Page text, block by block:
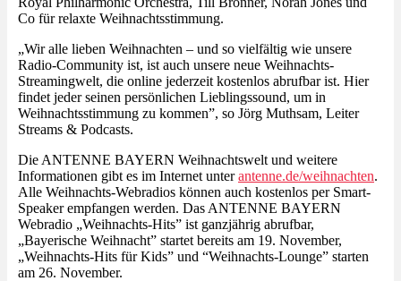
Co für relaxte Weihnachtsstimmung.
„Wir alle lieben Weihnachten – und so vielfältig wie unsere
Radio-Community ist, ist auch unsere neue Weihnachts-
Streamingwelt, die online jederzeit kostenlos abrufbar ist. Hier
findet jeder seinen persönlichen Lieblingssound, um in
Weihnachtsstimmung zu kommen”, so Jörg Muthsam, Leiter
Streams & Podcasts.
Die ANTENNE BAYERN Weihnachtswelt und weitere
Informationen gibt es im Internet unterantenne.de/weihnachten.
Alle Weihnachts-Webradios können auch kostenlos per Smart-
Speaker empfangen werden. Das ANTENNE BAYERN
Webradio „Weihnachts-Hits” ist ganzjährig abrufbar,
„Bayerische Weihnacht” startet bereits am 19. November,
„Weihnachts-Hits für Kids” und “Weihnachts-Lounge” starten
am 26. November.